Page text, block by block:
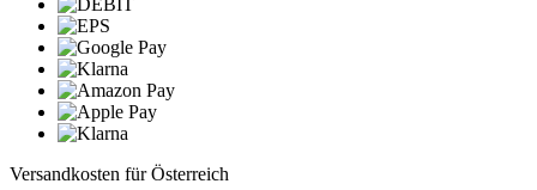
Versandkosten für Österreich